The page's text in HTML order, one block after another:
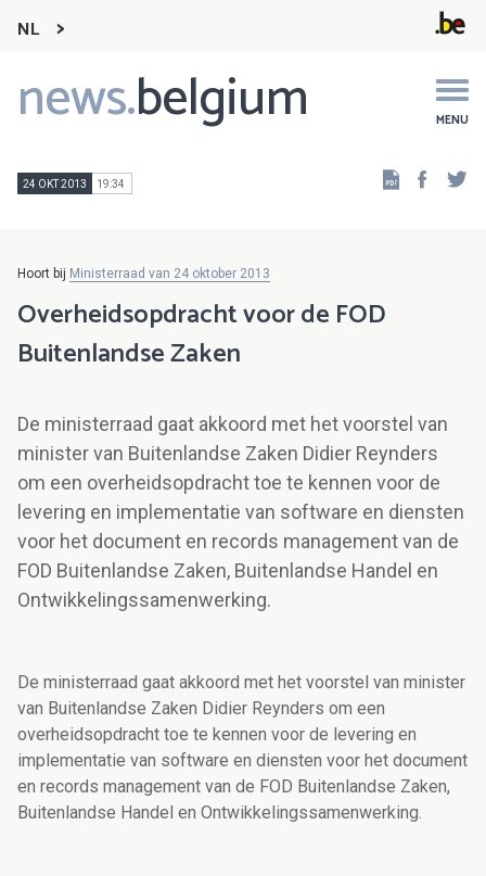
NL
news.belgium MENU
Main
navigation
24 OKT 2013 19:34
Hoort bij Ministerraad van 24 oktober 2013
Overheidsopdracht voor de FOD
Buitenlandse Zaken
De ministerraad gaat akkoord met het voorstel van
minister van Buitenlandse Zaken Didier Reynders
om een overheidsopdracht toe te kennen voor de
levering en implementatie van software en diensten
voor het document en records management van de
FOD Buitenlandse Zaken, Buitenlandse Handel en
Ontwikkelingssamenwerking.
De ministerraad gaat akkoord met het voorstel van minister
van Buitenlandse Zaken Didier Reynders om een
overheidsopdracht toe te kennen voor de levering en
implementatie van software en diensten voor het document
en records management van de FOD Buitenlandse Zaken,
Buitenlandse Handel en Ontwikkelingssamenwerking.